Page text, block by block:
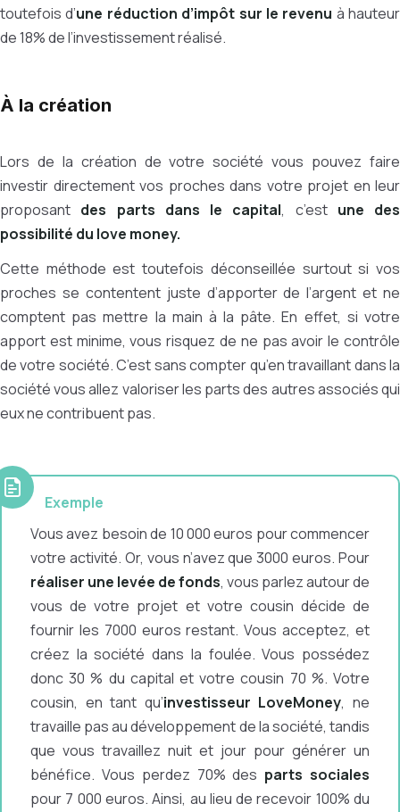
toutefois d’une réduction d’impôt sur le revenu à hauteur
de 18% de l’investissement réalisé.
À la création
Lors de la création de votre société vous pouvez faire
investir directement vos proches dans votre projet en leur
proposant des parts dans le capital, c’est une des
possibilité du love money.
Cette méthode est toutefois déconseillée surtout si vos
proches se contentent juste d’apporter de l’argent et ne
comptent pas mettre la main à la pâte. En effet, si votre
apport est minime, vous risquez de ne pas avoir le contrôle
de votre société. C’est sans compter qu’en travaillant dans la
société vous allez valoriser les parts des autres associés qui
eux ne contribuent pas.
Exemple
Vous avez besoin de 10 000 euros pour commencer
votre activité. Or, vous n’avez que 3000 euros. Pour
réaliser une levée de fonds, vous parlez autour de
vous de votre projet et votre cousin décide de
fournir les 7000 euros restant. Vous acceptez, et
créez la société dans la foulée. Vous possédez
donc 30 % du capital et votre cousin 70 %. Votre
cousin, en tant qu’investisseur LoveMoney, ne
travaille pas au développement de la société, tandis
que vous travaillez nuit et jour pour générer un
bénéfice. Vous perdez 70% des parts sociales
pour 7 000 euros. Ainsi, au lieu de recevoir 100% du